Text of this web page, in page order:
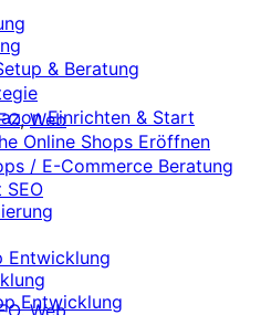
& Beratung
Einrichten & Start
Online Shops Eröffnen
/ E-Commerce Beratung
SEO
Entwicklung
Entwicklung
,Web
,Web